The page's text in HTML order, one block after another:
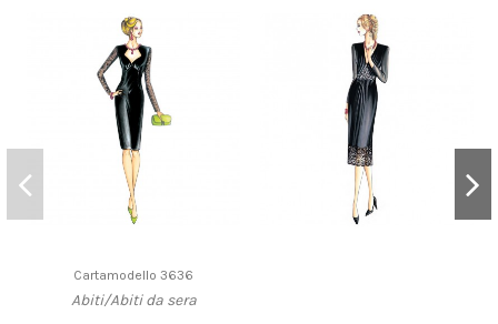
Cartamodello 3636
Abiti/Abiti da sera